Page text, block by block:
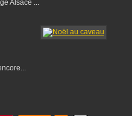
Alsace ...